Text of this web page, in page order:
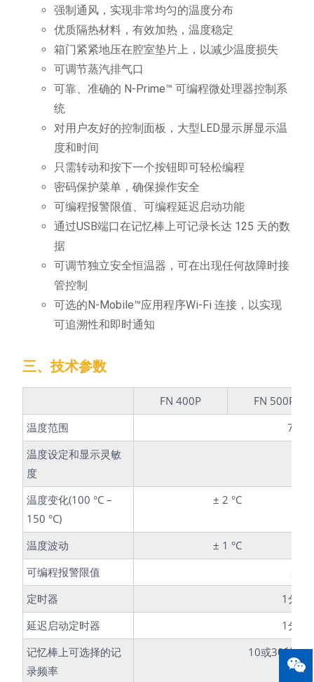
强制通风，实现非常均匀的温度分布
优质隔热材料，有效加热，温度稳定
箱门紧紧地压在腔室垫片上，以减少温度损失
可调节蒸汽排气口
可靠、准确的 N-Prime™ 可编程微处理器控制系
统
对用户友好的控制面板，大型LED显示屏显示温
度和时间
只需转动和按下一个按钮即可轻松编程
密码保护菜单，确保操作安全
可编程报警限值、可编程延迟启动功能
通过USB端口在记忆棒上可记录长达 125 天的数
据
可调节独立安全恒温器，可在出现任何故障时接
管控制
可选的N-Mobile™应用程序Wi-Fi 连接，以实现
可追溯性和即时通知
三、技术参数
FN 400P
FN 500P
温度范围
70
温度设定和显示灵敏
度
温度变化(100 °C –
150 °C)
± 2 °C
温度波动
± 1 °C
可编程报警限值
± 2
定时器
1分钟
延迟启动定时器
1分钟
记忆棒上可选择的记
录频率
10或30秒，